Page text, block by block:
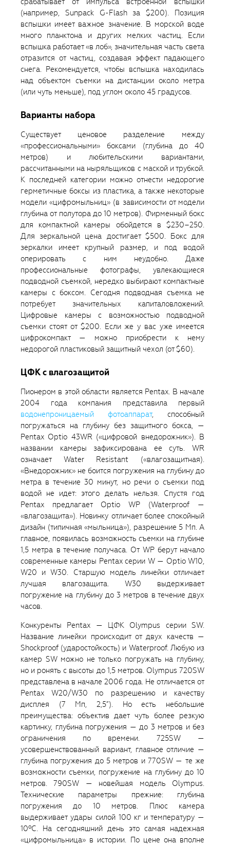
(например, Sunpack G-Flash за $200). Позиция
вспышки имеет важное значение. В морской воде
много планктона и других мелких частиц. Если
вспышка работает «в лоб», значительная часть света
отразится от частиц, создавая эффект падающего
снега. Рекомендуется, чтобы вспышка находилась
над объектом съемки на дистанции около метра
(или чуть меньше), под углом около 45 градусов.
Варианты набора
Существует ценовое разделение между
«профессиональными» боксами (глубина до 40
метров) и любительскими вариантами,
рассчитанными на ныряльщиков с маской и трубкой.
К последней категории можно отнести недорогие
герметичные боксы из пластика, а также некоторые
модели «цифромыльниц» (в зависимости от модели
глубина от полутора до 10 метров). Фирменный бокс
для компактной камеры обойдется в $230–250.
Для зеркальной цена достигает $500. Бокс для
зеркалки имеет крупный размер, и под водой
оперировать с ним неудобно. Даже
профессиональные фотографы, увлекающиеся
подводной съемкой, нередко выбирают компактные
камеры с боксом. Сегодня подводная съемка не
потребует значительных капиталовложений.
Цифровые камеры с возможностью подводной
съемки стоят от $200. Если же у вас уже имеется
цифрокомпакт — можно приобрести к нему
недорогой пластиковый защитный чехол (от $60).
ЦФК с влагозащитой
Пионером в этой области является Pentax. В начале
2004 года компания представила первый
водонепроницаемый фотоаппарат, способный
погружаться на глубину без защитного бокса, —
Pentax Optio 43WR («цифровой внедорожник»). В
названии камеры зафиксирована ее суть. WR
означает Water Resistant («влагозащитная).
«Внедорожник» не боится погружения на глубину до
метра в течение 30 минут, но речи о съемки под
водой не идет: этого делать нельзя. Спустя год
Pentax предлагает Optio WP (Waterproof —
«влагозащита»). Новинку отличает более спокойный
дизайн (типичная «мыльница»), разрешение 5 Мп. А
главное, появилась возможность съемки на глубине
1,5 метра в течение получаса. От WP берут начало
современные камеры Pentax серии W — Optio W10,
W20 и W30. Старшую модель линейки отличает
лучшая влагозащита. W30 выдерживает
погружение на глубину до 3 метров в течение двух
часов.
Конкуренты Pentax — ЦФК Olympus серии SW.
Название линейки происходит от двух качеств —
Shockproof (ударостойкость) и Waterproof. Любую из
камер SW можно не только погружать на глубину,
но и ронять с высоты до 1,5 метров. Olympus 720SW
представлена в начале 2006 года. Не отличается от
Pentax W20/W30 по разрешению и качеству
дисплея (7 Мп, 2,5”). Но есть небольшие
преимущества: объектив дает чуть более резкую
картинку, глубина погружения — до 3 метров и без
ограничения по времени. 725SW —
усовершенствованный вариант, главное отличие —
глубина погружения до 5 метров и 770SW — те же
возможности съемки, погружение на глубину до 10
метров. 790SW — новейшая модель Olympus.
Технические параметры прежние: глубина
погружения до 10 метров. Плюс камера
выдерживает удары силой 100 кг и температуру —
10ºС. На сегодняшний день это самая надежная
«цифромыльница» в истории. По цене она вполне